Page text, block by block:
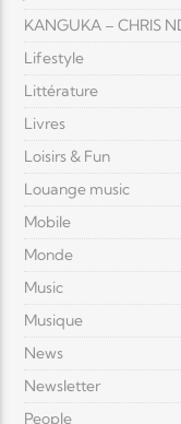
KANGUKA – CHRIS
Lifestyle
Littérature
Livres
Loisirs & Fun
Louange music
Mobile
Monde
Music
Musique
News
Newsletter
People